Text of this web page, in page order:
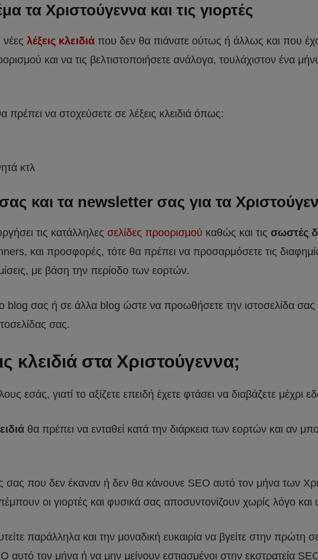
τα Χριστούγεννα και τις γιορτές
νέες λέξεις κλειδιά που δεν θα πιάνατε ούτως ή άλλως και που
και να τις βελτιστοποιήσετε ανάλογα, τουλάχιστον ένα
να στοχεύσετε σε λέξεις κλειδιά όπως:
κτλ
και τα newsletter σας για τα
τις κατάλληλες σελίδες προορισμού καθώς και τις σωστές
και προσφορές, τότε θα πρέπει να προσαρμόσετε τις
με βάση την περίοδο των εορτών.
blog σας ή σε άλλα blog ώστε να προωθήσετε την ιστοσελίδα σας
σας.
κλειδιά στα Χριστούγεννα;
εσάς, γιατί το αξίζετε επειδή έχετε φτάσει να διαβάζετε μέχρι
θα πρέπει να ενταθεί κατά την διάρκεια των εορτών και αν
σας που δεν έκαναν ή δεν θα κάνουνε SEO αυτό τον μήνα των
οι γιορτές και φυσικά σας αποσυντονίζουν χωρίς λόγο
παράλληλα και την μοναδική ευκαιρία να βγείτε στην πρώτη
τον μήνα ή να μην μείνουν εστιασμένοι στην εκστρατεία